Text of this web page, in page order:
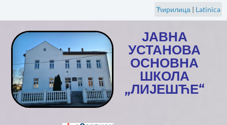
Ћирилица | Latinica
ЈАВНА
УСТАНОВА
ОСНОВНА
ШКОЛА
„ЛИЈЕШЋЕ“